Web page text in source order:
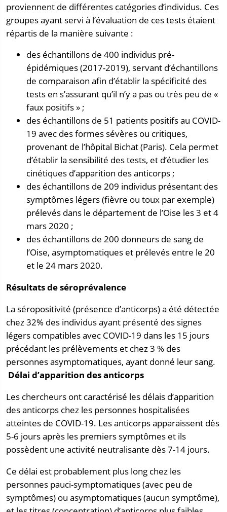
proviennent de différentes catégories d’individus. Ces
groupes ayant servi à l’évaluation de ces tests étaient
répartis de la manière suivante :
des échantillons de 400 individus pré-
épidémiques (2017-2019), servant d’échantillons
de comparaison afin d’établir la spécificité des
tests en s’assurant qu’il n’y a pas ou très peu de «
faux positifs » ;
des échantillons de 51 patients positifs au COVID-
19 avec des formes sévères ou critiques,
provenant de l’hôpital Bichat (Paris). Cela permet
d’établir la sensibilité des tests, et d’étudier les
cinétiques d’apparition des anticorps ;
des échantillons de 209 individus présentant des
symptômes légers (fièvre ou toux par exemple)
prélevés dans le département de l’Oise les 3 et 4
mars 2020 ;
des échantillons de 200 donneurs de sang de
l’Oise, asymptomatiques et prélevés entre le 20
et le 24 mars 2020.
Résultats de séroprévalence
La séropositivité (présence d’anticorps) a été détectée
chez 32% des individus ayant présenté des signes
légers compatibles avec COVID-19 dans les 15 jours
précédant les prélèvements et chez 3 % des
personnes asymptomatiques, ayant donné leur sang.
Délai d’apparition des anticorps
Les chercheurs ont caractérisé les délais d’apparition
des anticorps chez les personnes hospitalisées
atteintes de COVID-19. Les anticorps apparaissent dès
5-6 jours après les premiers symptômes et ils
possèdent une activité neutralisante dès 7-14 jours.
Ce délai est probablement plus long chez les
personnes pauci-symptomatiques (avec peu de
symptômes) ou asymptomatiques (aucun symptôme),